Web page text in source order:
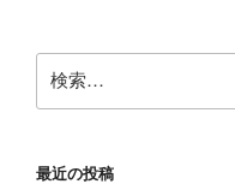
索:
最近の投稿